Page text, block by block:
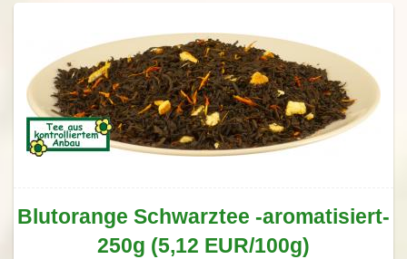
Blutorange Schwarztee -aromatisiert-
250g (5,12 EUR/100g)